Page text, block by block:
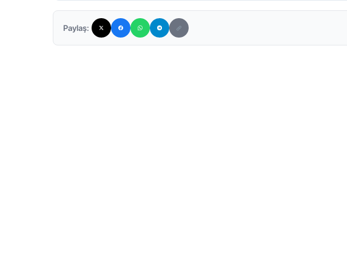
Paylaş: